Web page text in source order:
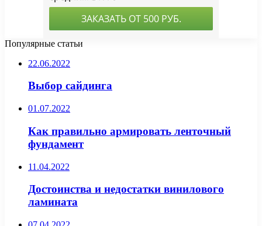
Популярные статьи
22.06.2022
Выбор сайдинга
01.07.2022
Как правильно армировать ленточный
фундамент
11.04.2022
Достоинства и недостатки винилового
ламината